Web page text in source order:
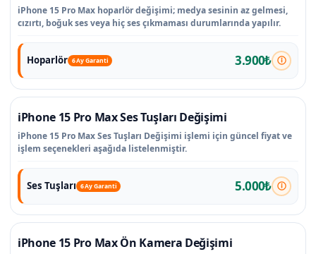
iPhone 15 Pro Max hoparlör değişimi; medya sesinin az gelmesi,
cızırtı, boğuk ses veya hiç ses çıkmaması durumlarında yapılır.
Hoparlör 6 Ay Garanti 3.900₺
iPhone 15 Pro Max Ses Tuşları Değişimi
iPhone 15 Pro Max Ses Tuşları Değişimi işlemi için güncel fiyat ve
işlem seçenekleri aşağıda listelenmiştir.
Ses Tuşları 6 Ay Garanti 5.000₺
iPhone 15 Pro Max Ön Kamera Değişimi